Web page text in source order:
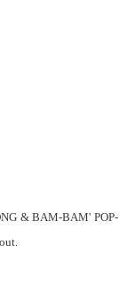
& BAM-BAM' POP-